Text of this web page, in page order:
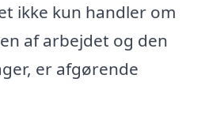
ikke kun handler om
af arbejdet og den
er afgørende